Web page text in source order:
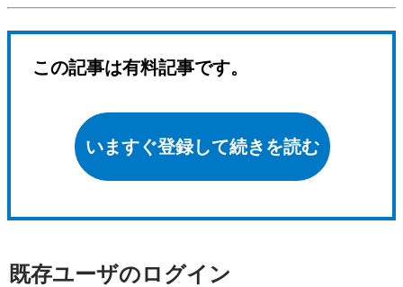
この記事は有料記事です。
いますぐ登録して続きを読む
既存ユーザのログイン